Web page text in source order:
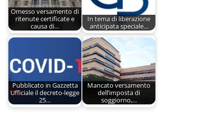
Omesso versamento di
ritenute certificate e
causa di…
In tema di liberazione
anticipata speciale…
Pubblicato in Gazzetta
Ufficiale il decreto-legge
25…
Mancato versamento
dell’imposta di
soggiorno,…